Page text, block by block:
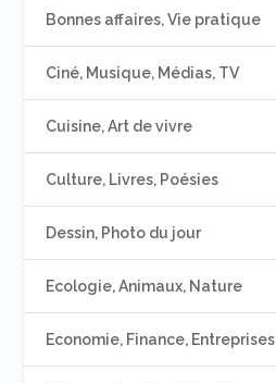
Bonnes affaires, Vie pratique
Ciné, Musique, Médias, TV
Cuisine, Art de vivre
Culture, Livres, Poésies
Dessin, Photo du jour
Ecologie, Animaux, Nature
Economie, Finance, Entreprises